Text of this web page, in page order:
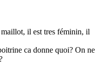
il est tres féminin, il
ca donne quoi? On ne